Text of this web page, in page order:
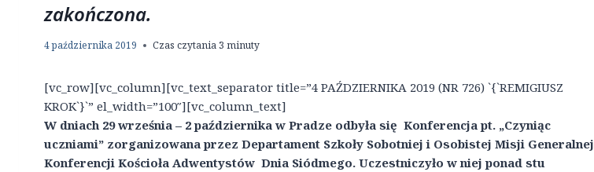
zakończona.
4 października 2019 Czas czytania 3 minuty
[vc_row][vc_column][vc_text_separator title=”4 PAŹDZIERNIKA 2019 (NR 726) `{`REMIGIUSZ
KROK`}`” el_width=”100″][vc_column_text]
W dniach 29 września – 2 października w Pradze odbyła się Konferencja pt. „Czyniąc
uczniami” zorganizowana przez Departament Szkoły Sobotniej i Osobistej Misji Generalnej
Konferencji Kościoła Adwentystów Dnia Siódmego. Uczestniczyło w niej ponad stu